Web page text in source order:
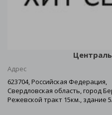
Адрес
623704, Российская Федерация,
Свердловская область, город
Режевской тракт 15км., здание